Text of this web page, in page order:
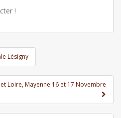
!
Lésigny
Loire, Mayenne 16 et 17 Novembre